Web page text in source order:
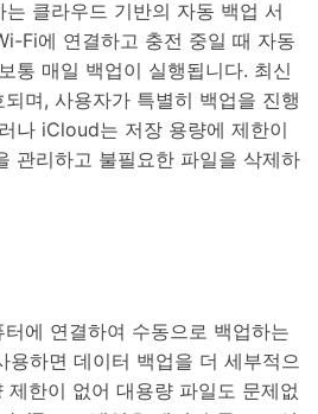
클라우드 기반의 자동 백업 서
Fi에 연결하고 충전 중일 때 자동
통 매일 백업이 실행됩니다. 최신
며, 사용자가 특별히 백업을 진행
나 iCloud는 저장 용량에 제한이
관리하고 불필요한 파일을 삭제하
에 연결하여 수동으로 백업하는
용하면 데이터 백업을 더 세부적으
제한이 없어 대용량 파일도 문제없